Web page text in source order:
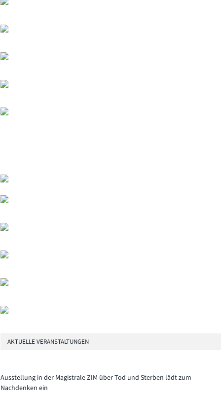
AKTUELLE VERANSTALTUNGEN
Ausstellung in der Magistrale ZIM über Tod und Sterben lädt zum
Nachdenken ein